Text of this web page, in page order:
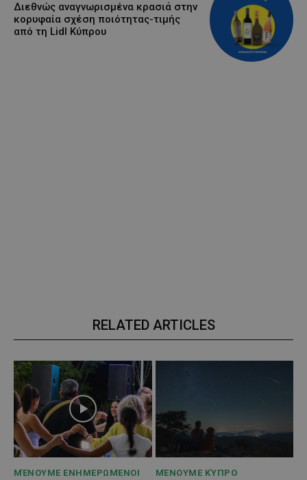
Διεθνώς αναγνωρισμένα κρασιά στην
κορυφαία σχέση ποιότητας-τιμής
από τη Lidl Κύπρου
RELATED ARTICLES
ΜΈΝΟΥΜΕ ΕΝΗΜΕΡΩΜΈΝΟΙ ΜΈΝΟΥΜΕ ΚΎΠΡΟ